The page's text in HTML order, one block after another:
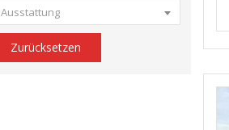
Ausstattung
Zurücksetzen